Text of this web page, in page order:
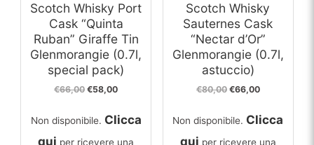
Scotch Whisky Port
Cask “Quinta
Ruban” Giraffe Tin
Glenmorangie (0.7l,
special pack)
€66,00 Il
era:
€58,00Il
è:
Non disponibile. Clicca
qui per ricevere una
Scotch Whisky
Sauternes Cask
“Nectar d’Or”
Glenmorangie (0.7l,
astuccio)
€80,00 Il
era:
€66,00Il
è:
Non disponibile. Clicca
qui per ricevere una